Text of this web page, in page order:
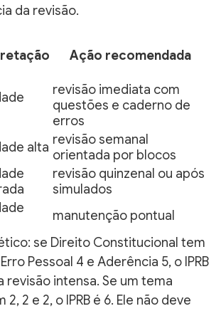
da revisão.
Ação recomendada
revisão imediata com
questões e caderno de
erros
alta revisão semanal
orientada por blocos
revisão quinzenal ou após
simulados
manutenção pontual
se Direito Constitucional tem
Pessoal 4 e Aderência 5, o IPRB
revisão intensa. Se um tema
2 e 2, o IPRB é 6. Ele não deve